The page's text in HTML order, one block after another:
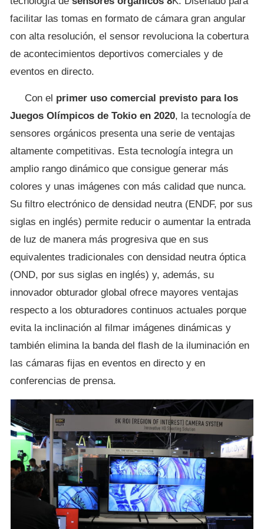
facilitar las tomas en formato de cámara gran angular
con alta resolución, el sensor revoluciona la cobertura
de acontecimientos deportivos comerciales y de
eventos en directo.
Con el primer uso comercial previsto para los
Juegos Olímpicos de Tokio en 2020, la tecnología de
sensores orgánicos presenta una serie de ventajas
altamente competitivas. Esta tecnología integra un
amplio rango dinámico que consigue generar más
colores y unas imágenes con más calidad que nunca.
Su filtro electrónico de densidad neutra (ENDF, por sus
siglas en inglés) permite reducir o aumentar la entrada
de luz de manera más progresiva que en sus
equivalentes tradicionales con densidad neutra óptica
(OND, por sus siglas en inglés) y, además, su
innovador obturador global ofrece mayores ventajas
respecto a los obturadores continuos actuales porque
evita la inclinación al filmar imágenes dinámicas y
también elimina la banda del flash de la iluminación en
las cámaras fijas en eventos en directo y en
conferencias de prensa.